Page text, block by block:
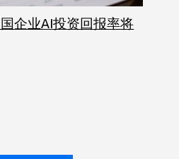
企业AI投资回报率将